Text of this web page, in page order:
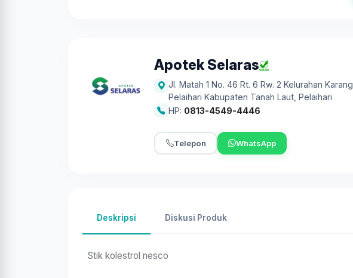
Apotek Selaras
Jl. Matah 1 No. 46 Rt. 6 Rw. 2 Kelurahan
Pelaihari Kabupaten Tanah Laut Pelaihari
HP: 0813-4549-4446
Telepon WhatsApp
Deskripsi Diskusi Produk
Stik kolestrol nesco